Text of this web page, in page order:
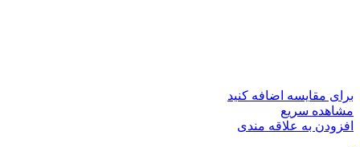
برای مقایسه اضافه کنید
مشاهده سریع
افزودن به علاقه مندی